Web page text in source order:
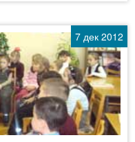
7 дек 2012